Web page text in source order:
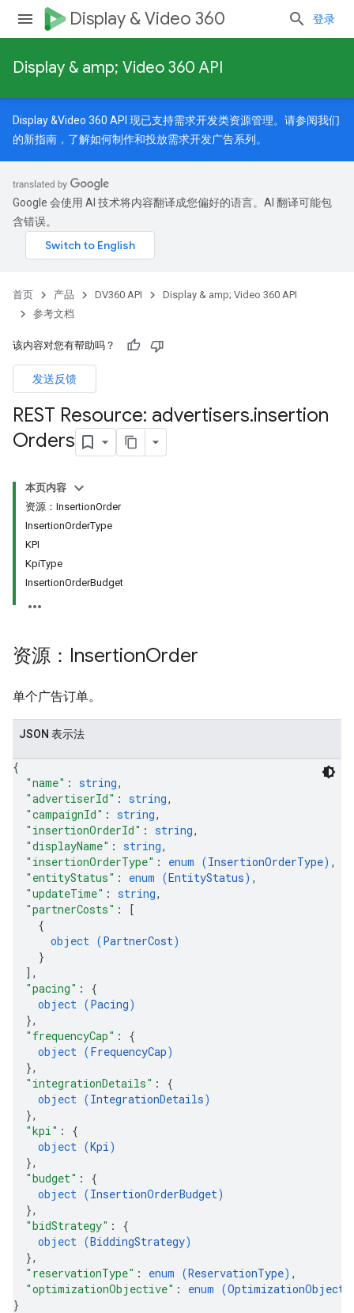
Display & Video 360 登录
Display & amp; Video 360 API
Display &Video 360 API 现已支持需求开发类资源管理。请参阅我们
的新指南 ，了解如何制作和投放需求开发广告系列。
Google 会使用 AI 技术将内容翻译成您偏好的语言。AI 翻译可能包
含错误。
首页 产品 DV360 API
Display & amp; Video 360 API
参考文档
该内容对您有帮助吗？
发送反馈
REST Resource: advertisers.insertion
Orders
本页内容
资源：InsertionOrder
InsertionOrderType
KPI
KpiType
InsertionOrderBudget
资源：InsertionOrder
单个广告订单。
JSON 表示法
{
"name" : string,
"advertiserId" : string,
"campaignId" : string,
"insertionOrderId" : string,
"displayName" : string,
"insertionOrderType" : enum (InsertionOrderType) ,
"entityStatus" : enum (EntityStatus) ,
"updateTime" : string,
"partnerCosts" :
[
{
object (PartnerCost)
}
] ,
"pacing" : {
object (Pacing)
},
"frequencyCap" : {
object (FrequencyCap)
},
"integrationDetails" : {
object (IntegrationDetails)
},
"kpi" : {
object (Kpi)
},
"budget" : {
object (InsertionOrderBudget)
},
"bidStrategy" : {
object (BiddingStrategy)
},
"reservationType" : enum (ReservationType) ,
"optimizationObjective" : enum (
}